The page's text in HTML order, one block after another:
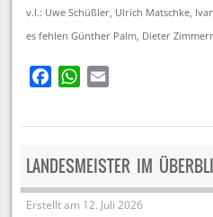
v.l.: Uwe Schüßler, Ulrich Matschke,
es fehlen Günther Palm, Dieter
b
o
o
W
s
A
p
l
LANDESMEISTER IM
Erstellt am 12. Juli 2026